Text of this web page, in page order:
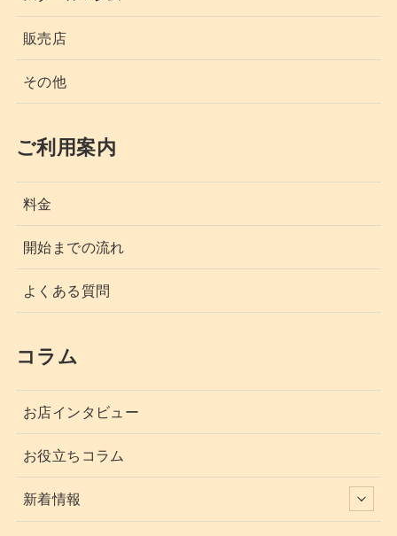
販売店
その他
ご利用案内
料金
開始までの流れ
よくある質問
コラム
お店インタビュー
お役立ちコラム
新着情報